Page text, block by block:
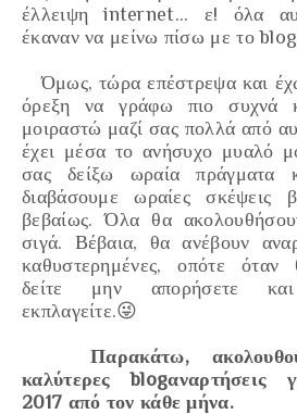
έλλειψη internet... ε! όλα
έκαναν να μείνω πίσω με το
Όμως, τώρα επέστρεψα και
όρεξη να γράφω πιο συχνά
μοιραστώ μαζί σας πολλά από
έχει μέσα το ανήσυχο μυαλό
σας δείξω ωραία πράγματα
διαβάσουμε ωραίες σκέψεις
βεβαίως. Όλα θα
σιγά. Βέβαια, θα ανέβουν
καθυστερημένες, οπότε όταν
δείτε μην απορήσετε
εκπλαγείτε.😜
Παρακάτω,
καλύτερες blogαναρτήσεις
2017 από τον κάθε μήνα.